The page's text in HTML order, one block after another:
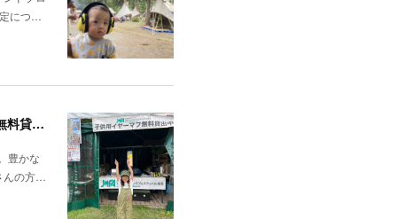
につ…
FUJIROCK FESTIVAL'26「7/24（金）～7/26（日）湯沢町苗場スキー場」にて子供向けイヤーマフの無料貸出しを行いました！
豊かな
んの方…